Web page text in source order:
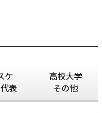
ケ
表
高校大学
その他